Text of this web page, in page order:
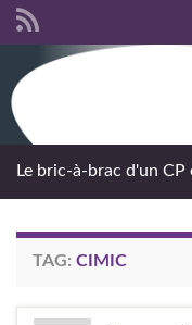
Le bric-à-brac d'un CP
TAG: CIMIC